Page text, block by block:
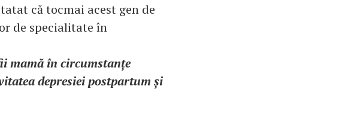
că tocmai acest gen de
de specialitate în
mamă în circumstanțe
depresiei postpartum și